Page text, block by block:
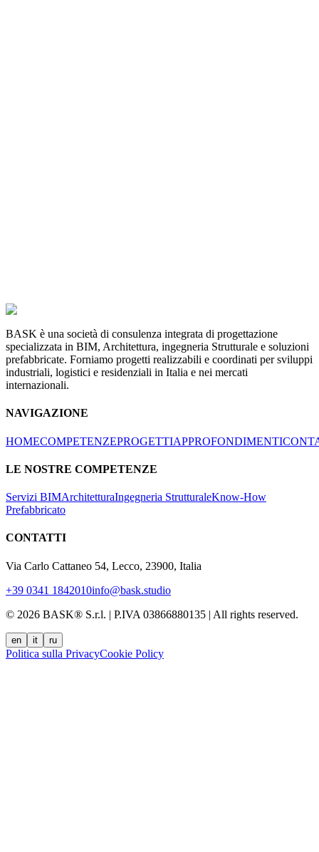
BASK è una società di consulenza integrata di progettazione
specializzata in BIM, Architettura, ingegneria Strutturale e soluzioni
prefabbricate. Forniamo progetti realizzabili e coordinati per sviluppi
industriali, logistici e residenziali in Italia e nei mercati
internazionali.
NAVIGAZIONE
HOMECOMPETENZEPROGETTIAPPROFONDIMENTI
LE NOSTRE COMPETENZE
Servizi BIMArchitetturaIngegneria StrutturaleKnow-How
Prefabbricato
CONTATTI
Via Carlo Cattaneo 54, Lecco, 23900, Italia
+39 0341 1842010info@bask.studio
© 2026 BASK® S.r.l. | P.IVA 03866880135 | All rights reserved.
en it ru
Politica sulla PrivacyCookie Policy